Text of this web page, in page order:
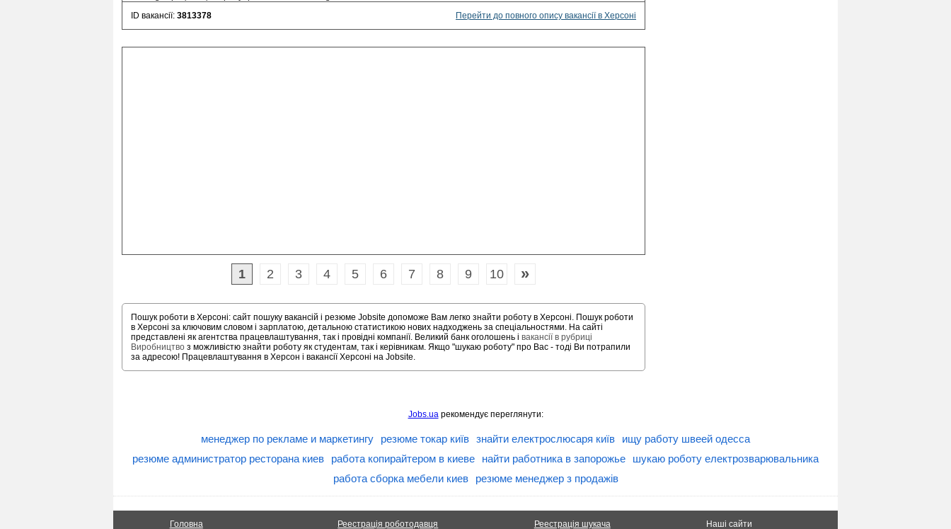
ID вакансії: 3813378 Перейти до повного опису вакансії в Херсоні
1 2 3 4 5 6 7 8 9 10 »
Пошук роботи в Херсоні: сайт пошуку вакансій і резюме Jobsite допоможе Вам легко знайти роботу в Херсоні. Пошук роботи
в Херсоні за ключовим словом і зарплатою, детальною статистикою нових надходжень за спеціальностями. На сайті
представлені як агентства працевлаштування, так і провідні компанії. Великий банк оголошень і вакансії в рубриці
Виробництво з можливістю знайти роботу як студентам, так і керівникам. Якщо "шукаю роботу" про Вас - тоді Ви потрапили
за адресою! Працевлаштування в Херсон і вакансії Херсоні на Jobsite.
Jobs.uaрекомендує переглянути:
менеджер по рекламе и маркетингу резюме токар київ знайти електрослюсаря київ
ищу работу швеей одесса
резюме администратор ресторана киев
работа копирайтером в киеве найти работника в запорожье
шукаю роботу електрозварювальника
работа сборка мебели киев
резюме менеджер з продажів
Головна Реестрація роботодавця Реестрація шукача Наші сайти